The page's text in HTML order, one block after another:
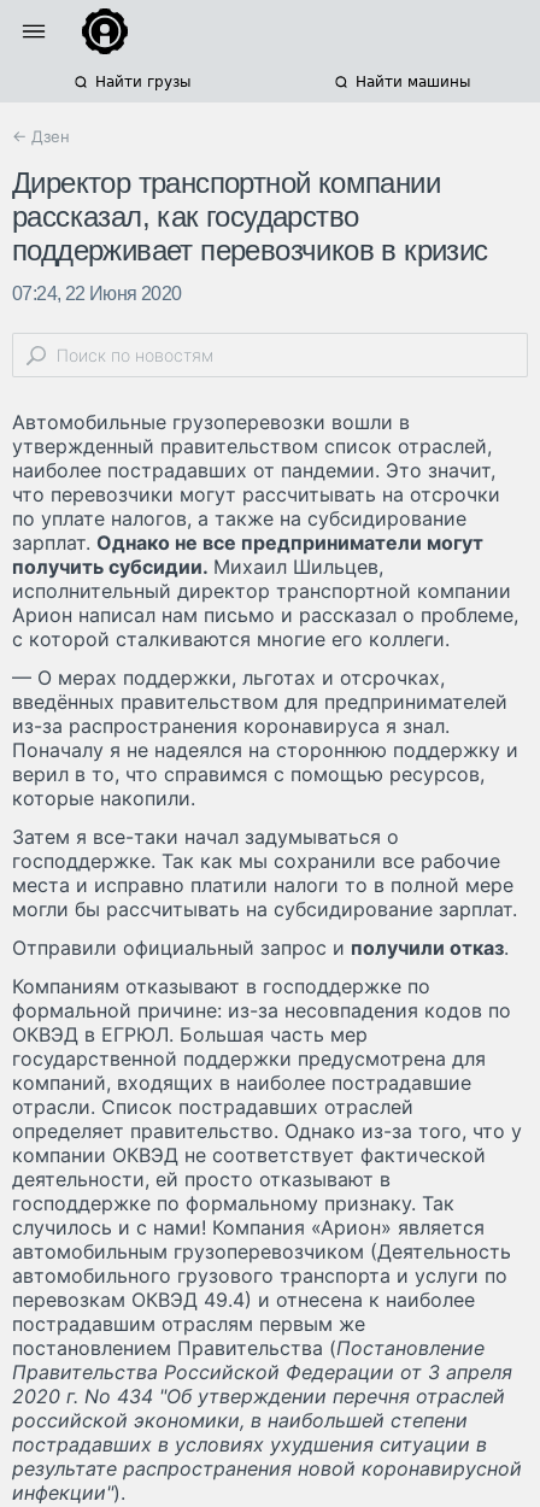
Найти грузы Найти машины
← Дзен
Директор транспортной компании
рассказал, как государство
поддерживает перевозчиков в кризис
07:24, 22 Июня 2020
Автомобильные грузоперевозки вошли в
утвержденный правительством список отраслей,
наиболее пострадавших от пандемии. Это значит,
что перевозчики могут рассчитывать на отсрочки
по уплате налогов, а также на субсидирование
зарплат. Однако не все предприниматели могут
получить субсидии. Михаил Шильцев,
исполнительный директор транспортной компании
Арион написал нам письмо и рассказал о проблеме,
с которой сталкиваются многие его коллеги.
— О мерах поддержки, льготах и отсрочках,
введённых правительством для предпринимателей
из-за распространения коронавируса я знал.
Поначалу я не надеялся на стороннюю поддержку и
верил в то, что справимся с помощью ресурсов,
которые накопили.
Затем я все-таки начал задумываться о
господдержке. Так как мы сохранили все рабочие
места и исправно платили налоги то в полной мере
могли бы рассчитывать на субсидирование зарплат.
Отправили официальный запрос и получили отказ.
Компаниям отказывают в господдержке по
формальной причине: из-за несовпадения кодов по
ОКВЭД в ЕГРЮЛ. Большая часть мер
государственной поддержки предусмотрена для
компаний, входящих в наиболее пострадавшие
отрасли. Список пострадавших отраслей
определяет правительство. Однако из-за того, что у
компании ОКВЭД не соответствует фактической
деятельности, ей просто отказывают в
господдержке по формальному признаку. Так
случилось и с нами! Компания «Арион» является
автомобильным грузоперевозчиком (Деятельность
автомобильного грузового транспорта и услуги по
перевозкам ОКВЭД 49.4) и отнесена к наиболее
пострадавшим отраслям первым же
постановлением Правительства (Постановление
Правительства Российской Федерации от 3 апреля
2020 г. No 434 "Об утверждении перечня отраслей
российской экономики, в наибольшей степени
пострадавших в условиях ухудшения ситуации в
результате распространения новой коронавирусной
инфекции").